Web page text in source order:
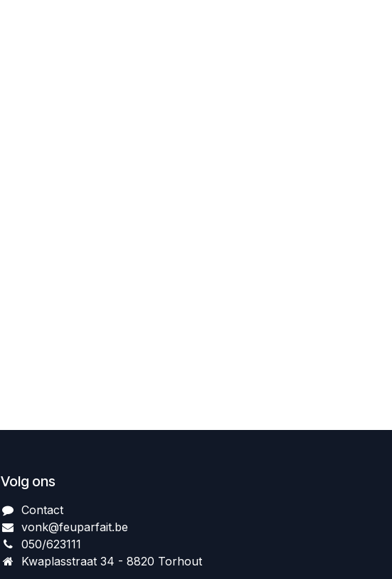
Volg ons
Contact
vonk@feuparfait.be
050/623111
Kwaplasstraat 34 - 8820 Torhout